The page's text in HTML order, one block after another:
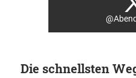
Die schnellsten